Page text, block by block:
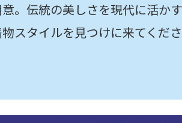
。伝統の美しさを現代に活か
スタイルを見つけに来てくださ